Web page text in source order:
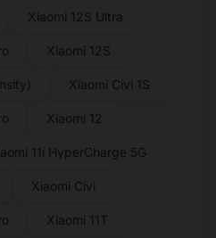
Xiaomi 12S Ultra
Xiaomi 12S
Xiaomi Civi 1S
Xiaomi 12
11i HyperCharge 5G
Xiaomi Civi
Xiaomi 11T